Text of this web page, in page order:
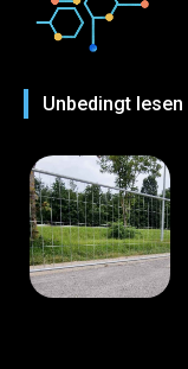
Unbedingt lesen